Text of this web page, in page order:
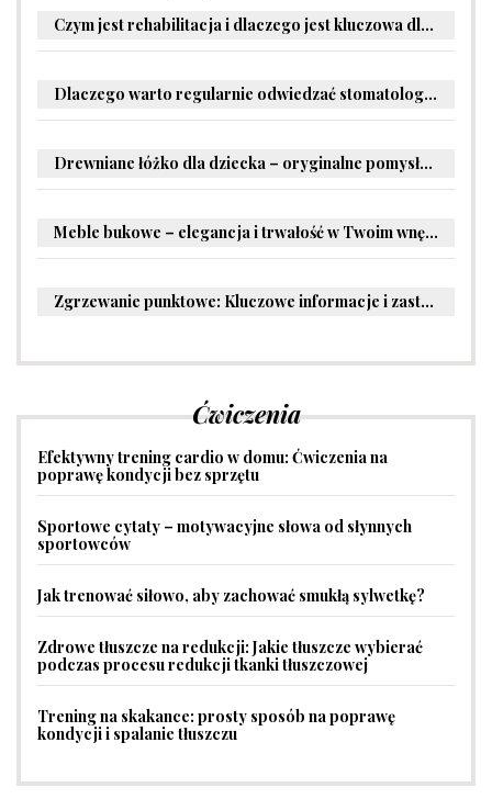
Czym jest rehabilitacja i dlaczego jest kluczowa dla powrotu do zdrowia?
Dlaczego warto regularnie odwiedzać stomatologa?
Drewniane łóżko dla dziecka – oryginalne pomysły na aranżację pokoju malucha
Meble bukowe – elegancja i trwałość w Twoim wnętrzu
Zgrzewanie punktowe: Kluczowe informacje i zastosowania w przemyśle
Ćwiczenia
Efektywny trening cardio w domu: Ćwiczenia na
poprawę kondycji bez sprzętu
Sportowe cytaty – motywacyjne słowa od słynnych
sportowców
Jak trenować siłowo, aby zachować smukłą sylwetkę?
Zdrowe tłuszcze na redukcji: Jakie tłuszcze wybierać
podczas procesu redukcji tkanki tłuszczowej
Trening na skakance: prosty sposób na poprawę
kondycji i spalanie tłuszczu